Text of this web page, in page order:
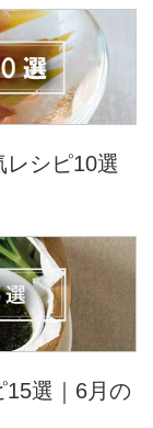
シピ10選
選｜6月の